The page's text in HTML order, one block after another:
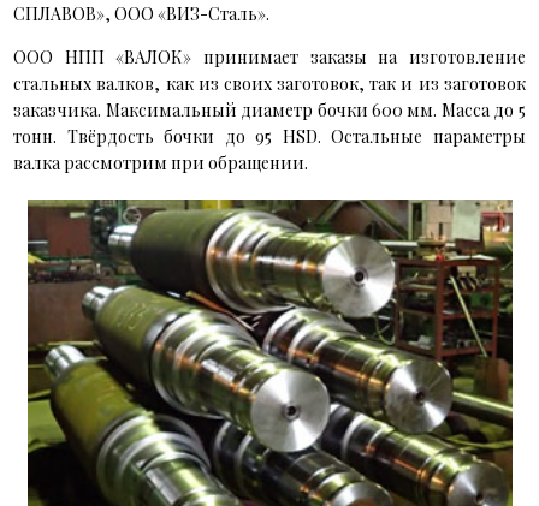
СПЛАВОВ», ООО «ВИЗ-Сталь».
ООО НПП «ВАЛОК» принимает заказы на изготовление
стальных валков, как из своих заготовок, так и из заготовок
заказчика. Максимальный диаметр бочки 600 мм. Масса до 5
тонн. Твёрдость бочки до 95 HSD. Остальные параметры
валка рассмотрим при обращении.